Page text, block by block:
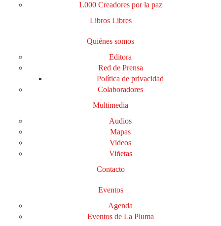
1.000 Creadores por la paz
Libros Libres
Quiénes somos
Editora
Red de Prensa
Política de privacidad
Colaboradores
Multimedia
Audios
Mapas
Videos
Viñetas
Contacto
Eventos
Agenda
Eventos de La Pluma